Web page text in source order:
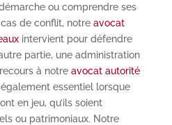
ou comprendre ses
de conflit, notre avocat
intervient pour défendre
partie, une administration
à notre avocat autorité
essentiel lorsque
en jeu, qu’ils soient
ou patrimoniaux. Notre